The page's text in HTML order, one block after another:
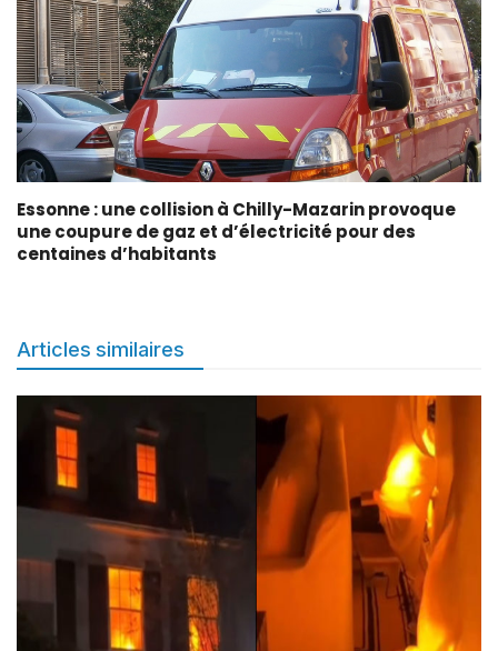
Essonne : une collision à Chilly-Mazarin provoque
une coupure de gaz et d’électricité pour des
centaines d’habitants
Articles similaires